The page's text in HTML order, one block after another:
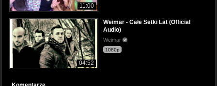
11:00
04:52
Weimar - Całe Setki Lat (Official
Audio)
Weimar
1080p